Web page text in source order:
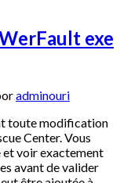
exe
adminouri
toute modification
Center. Vous
et voir exactement
avant de valider